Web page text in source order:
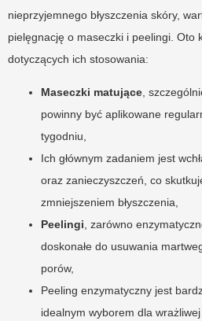
nieprzyjemnego błyszczenia skóry,
pielęgnację o maseczki i peelingi. Oto
dotyczących ich stosowania:
Maseczki matujące ,
powinny być aplikowane
tygodniu,
Ich głównym zadaniem jest
oraz zanieczyszczeń, co
zmniejszeniem błyszczenia,
Peelingi , zarówno
doskonałe do usuwania
porów,
Peeling enzymatyczny jest
idealnym wyborem dla wrażliwej